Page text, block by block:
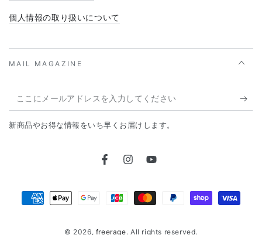
個人情報の取り扱いについて
MAIL MAGAZINE
こ
こ
に
新商品やお得な情報をいち早くお届けします。
FacebookInstagramYouTube
© 2026, freerage. All rights reserved.